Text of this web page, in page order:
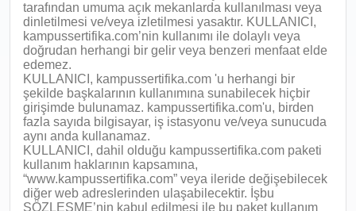
tarafından umuma açık mekanlarda kullanılması veya
dinletilmesi ve/veya izletilmesi yasaktır. KULLANICI,
kampussertifika.com’nin kullanımı ile dolaylı veya
doğrudan herhangi bir gelir veya benzeri menfaat elde
edemez.
KULLANICI, kampussertifika.com 'u herhangi bir
şekilde başkalarının kullanımına sunabilecek hiçbir
girişimde bulunamaz. kampussertifika.com'u, birden
fazla sayıda bilgisayar, iş istasyonu ve/veya sunucuda
aynı anda kullanamaz.
KULLANICI, dahil olduğu kampussertifika.com paketi
kullanım haklarının kapsamına,
“www.kampussertifika.com” veya ileride değişebilecek
diğer web adreslerinden ulaşabilecektir. İşbu
SÖZLEŞME’nin kabul edilmesi ile bu paket kullanım